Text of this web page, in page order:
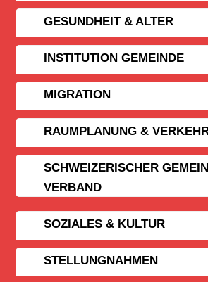
GESUNDHEIT & ALTER
INSTITUTION GEMEINDE
MIGRATION
RAUMPLANUNG &
SCHWEIZERISCHER
VERBAND
SOZIALES & KULTUR
STELLUNGNAHMEN